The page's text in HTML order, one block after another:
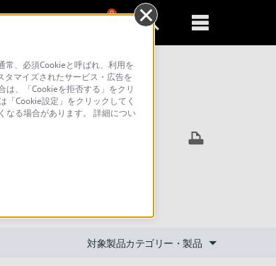
0
対象製品カテゴリー・製品
常、必須Cookieと呼ばれ、利用を
マイズされたサービス・広告を
、「Cookieを拒否する」をクリ
「Cookie設定」をクリックしてく
なる場合があります。 詳細につい